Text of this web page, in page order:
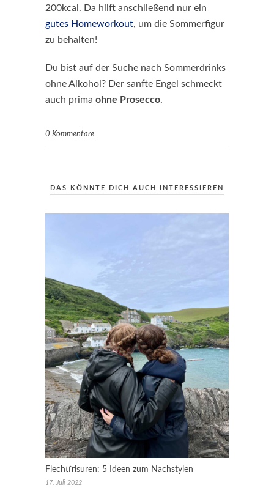
200kcal. Da hilft anschließend nur ein
gutes Homeworkout, um die Sommerfigur
zu behalten!
Du bist auf der Suche nach Sommerdrinks
ohne Alkohol? Der sanfte Engel schmeckt
auch prima ohne Prosecco.
0 Kommentare
DAS KÖNNTE DICH AUCH INTERESSIEREN
Flechtfrisuren: 5 Ideen zum Nachstylen
17. Juli 2022